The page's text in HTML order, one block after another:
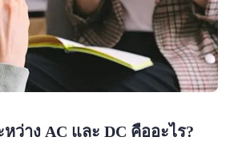
ว่าง AC และ DC คืออะไร?